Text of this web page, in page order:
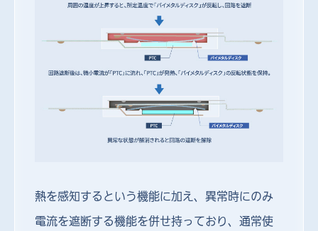
熱を感知するという機能に加え、異常時にのみ
電流を遮断する機能を併せ持っており、通常使